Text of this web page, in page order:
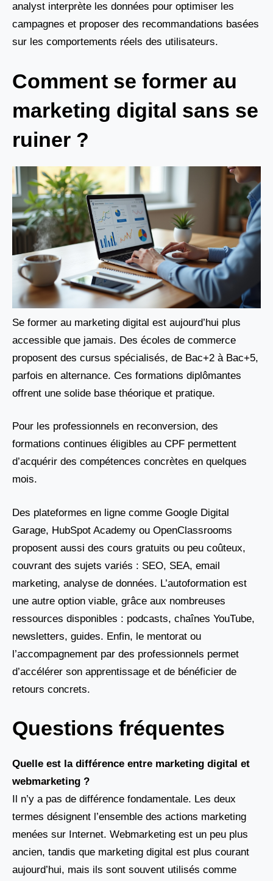
analyst interprète les données pour optimiser les
campagnes et proposer des recommandations basées
sur les comportements réels des utilisateurs.
Comment se former au
marketing digital sans se
ruiner ?
Se former au marketing digital est aujourd’hui plus
accessible que jamais. Des écoles de commerce
proposent des cursus spécialisés, de Bac+2 à Bac+5,
parfois en alternance. Ces formations diplômantes
offrent une solide base théorique et pratique.
Pour les professionnels en reconversion, des
formations continues éligibles au CPF permettent
d’acquérir des compétences concrètes en quelques
mois.
Des plateformes en ligne comme Google Digital
Garage, HubSpot Academy ou OpenClassrooms
proposent aussi des cours gratuits ou peu coûteux,
couvrant des sujets variés : SEO, SEA, email
marketing, analyse de données. L’autoformation est
une autre option viable, grâce aux nombreuses
ressources disponibles : podcasts, chaînes YouTube,
newsletters, guides. Enfin, le mentorat ou
l’accompagnement par des professionnels permet
d’accélérer son apprentissage et de bénéficier de
retours concrets.
Questions fréquentes
Quelle est la différence entre marketing digital et
webmarketing ?
Il n’y a pas de différence fondamentale. Les deux
termes désignent l’ensemble des actions marketing
menées sur Internet. Webmarketing est un peu plus
ancien, tandis que marketing digital est plus courant
aujourd’hui, mais ils sont souvent utilisés comme